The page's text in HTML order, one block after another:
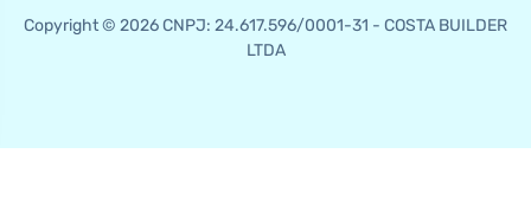
Copyright © 2026 CNPJ: 24.617.596/0001-31 - COSTA BUILDER
LTDA